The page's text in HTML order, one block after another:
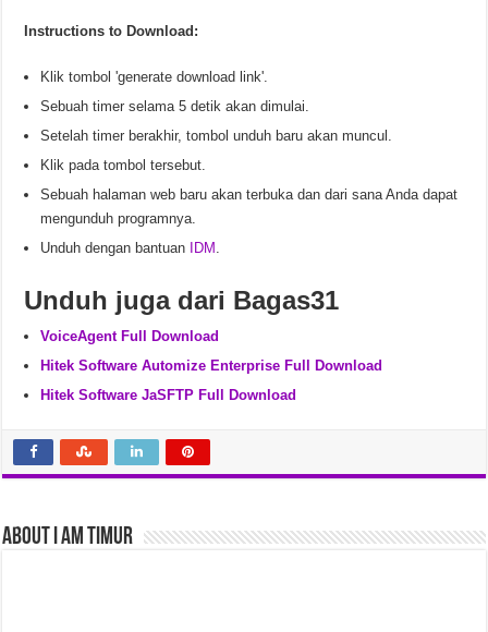
Instructions to Download:
Klik tombol 'generate download link'.
Sebuah timer selama 5 detik akan dimulai.
Setelah timer berakhir, tombol unduh baru akan muncul.
Klik pada tombol tersebut.
Sebuah halaman web baru akan terbuka dan dari sana Anda dapat
mengunduh programnya.
Unduh dengan bantuan
IDM .
Unduh juga dari Bagas31
VoiceAgent Full Download
Hitek Software Automize Enterprise Full Download
Hitek Software JaSFTP Full Download
About I am Timur